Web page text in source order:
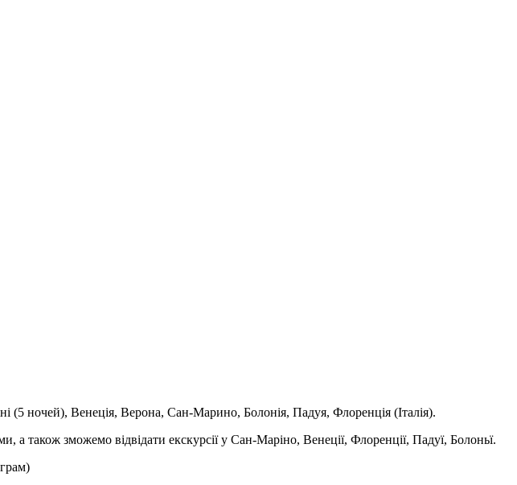
(5 ночей), Венеція, Верона, Сан-Марино, Болонія, Падуя, Флоренція (Італія).
а також зможемо відвідати екскурсії у Сан-Маріно, Венеції, Флоренції, Падуї, Болоньї.